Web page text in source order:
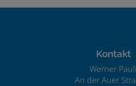
Kontakt
Werner Pauli
An der Auer